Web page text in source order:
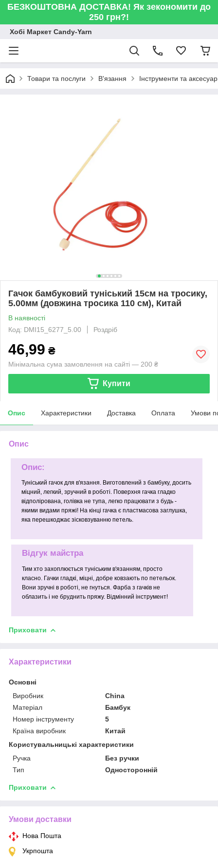
БЕЗКОШТОВНА ДОСТАВКА! Як зекономити до
250 грн?!
Хобі Маркет Candy-Yarn
Товари та послуги В'язання Інструменти та
Гачок бамбуковий туніський 15см на тросику,
5.00мм (довжина тросика 110 см), Китай
В наявності
Код: DMI15_6277_5.00
Роздріб
46,99 ₴
Мінімальна сума замовлення на сайті — 200 ₴
Купити
Опис Характеристики Доставка Оплата Умови
Опис
Опис:
Туніський гачок для в'язання. Виготовлений з бамбуку, досить
міцний, легкий, зручний в роботі. Поверхня гачка гладко
відполірована, голівка не тупа, легко працювати з будь -
якими видами пряжі! На кінці гачка є пластмасова заглушка,
яка перешкоджає зісковзуванню петель.
Відгук майстра
Тим хто захоплюється туніським в'язанням, просто
класно. Гачки гладкі, міцні, добре ковзають по петельок.
Вони зручні в роботі, не гнуться. Фарба з гачків не
облазить і не бруднить пряжу. Відмінний інструмент!
Приховати
Характеристики
Основні
Виробник
China
Матеріал
Бамбук
Номер інструменту
5
Країна виробник
Китай
Користувальницькі характеристики
Ручка
Без ручки
Тип
Односторонній
Приховати
Умови доставки
Нова Пошта
Укрпошта